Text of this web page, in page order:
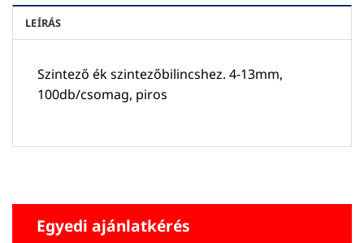
LEÍRÁS
Szintező ék szintezőbilincshez. 4-13mm,
100db/csomag, piros
Egyedi ajánlatkérés